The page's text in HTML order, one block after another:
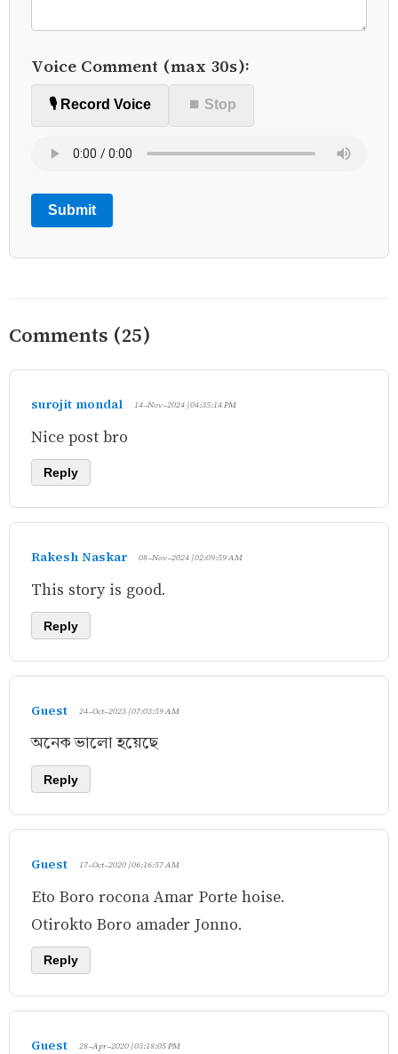
Voice Comment (max 30s):
🎙️ Record Voice ⏹ Stop
Submit
Comments (25)
surojit mondal 14-Nov-2024 | 04:35:14 PM
Nice post bro
Reply
Rakesh Naskar 08-Nov-2024 | 02:09:59 AM
This story is good.
Reply
Guest 24-Oct-2023 | 07:03:59 AM
অনেক ভালো হয়েছে
Reply
Guest 17-Oct-2020 | 06:16:57 AM
Eto Boro rocona Amar Porte hoise.
Otirokto Boro amader Jonno.
Reply
Guest 28-Apr-2020 | 03:18:05 PM